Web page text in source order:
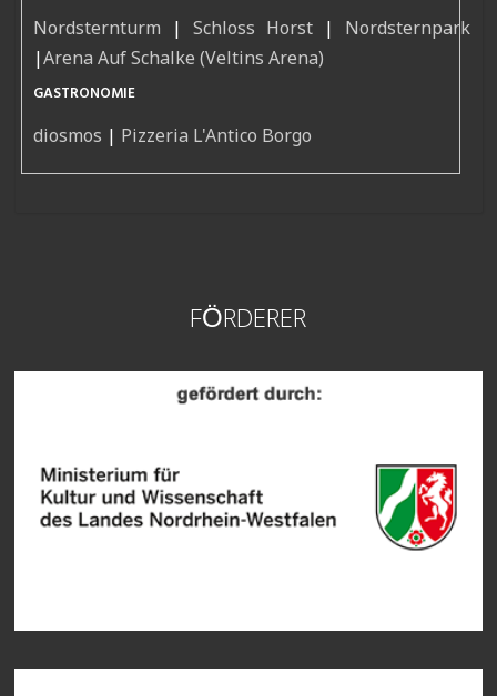
Nordsternturm |Schloss Horst| Nordsternpark
|Arena Auf Schalke (Veltins Arena)
GASTRONOMIE
diosmos | Pizzeria L'Antico Borgo
FÖRDERER